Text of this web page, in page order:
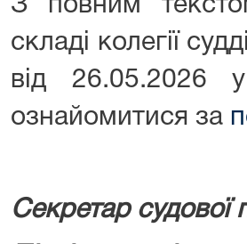
З повним
складі колегії
від
ознайомитися за
Секретар судової